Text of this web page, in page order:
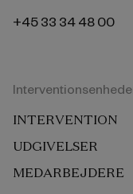
+45 33 34 48 00
INTERVENTION
UDGIVELSER
MEDARBEJDERE